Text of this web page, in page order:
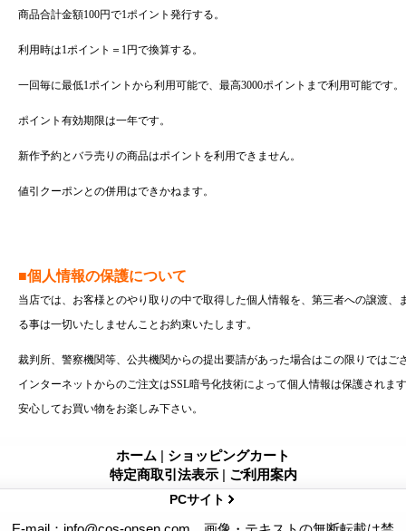
商品合計金額100円で1ポイント発行する。
利用時は1ポイント＝1円で換算する。
一回毎に最低1ポイントから利用可能で、最高3000ポイントまで利用可能です。
ポイント有効期限は一年です。
新作予約とバラ売りの商品はポイントを利用できません。
値引クーポンとの併用はできかねます。
■個人情報の保護について
当店では、お客様とのやり取りの中で取得した個人情報を、第三者への譲渡
る事は一切いたしませんことお約束いたします。
裁判所、警察機関等、公共機関からの提出要請があった場合はこの限りではご
インターネットからのご注文はSSL暗号化技術によって個人情報は保護されま
安心してお買い物をお楽しみ下さい。
ホーム | ショッピングカート
特定商取引法表示 | ご利用案内
PCサイト